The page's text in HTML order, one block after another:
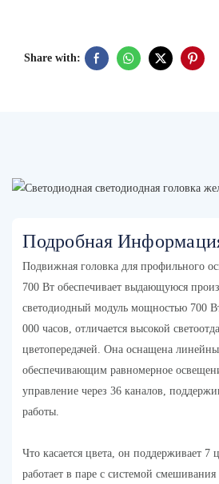
Share with:
Подробная
Подвижная головка для профильного
700 Вт обеспечивает выдающуюся
светодиодный модуль мощностью 700
000 часов, отличается высокой
цветопередачей. Она оснащена
обеспечивающим равномерное
управление через 36 каналов,
работы.
Что касается цвета, он поддерживает 7
работает в паре с системой